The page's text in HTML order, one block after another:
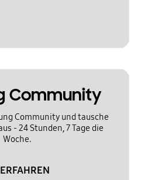
Community
Community und tausche
- 24 Stunden, 7 Tage die
Woche.